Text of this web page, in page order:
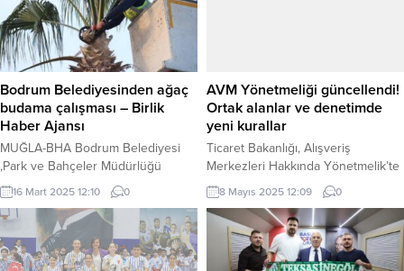
Cumhurbaşkanı Yardımcısı Cevdet
Yılmaz, şiddetli yağış dolayısıyla
Kırşehir’de gerçekleşen sel
afetinde hayatını kaybeden
vatandaşa Allah’tan rahmet,...
Belediyesi ve TMMOB Şehir
Plancıları Odası, 6-8 Kasım 2025...
Bodrum Belediyesinden ağaç
budama çalışması – Birlik
Haber Ajansı
MUĞLA-BHA Bodrum Belediyesi
,Park ve Bahçeler Müdürlüğü
şehrin yeşil dokusunu korumak ve
estetik görünümünü artırmak
amacıyla palmiye ağaçlarında
budama çalışması yapıyor. Muğla
Planlama Ajansı’ndan bölgesel
16 Mart 2025 12:10 0
AVM Yönetmeliği güncellendi!
Ortak alanlar ve denetimde
yeni kurallar
Ticaret Bakanlığı, Alışveriş
Merkezleri Hakkında Yönetmelik’te
değişiklik yaptı. Yeni düzenlemeyle
ortak kullanım alanları ve denetim
süreçleri yeniden tanımlandı,
şeffaflık artırıldı. ANKARA (İGFA) –
Ticaret Bakanlığı, 26 Şubat 2016
8 Mayıs 2025 12:09 0